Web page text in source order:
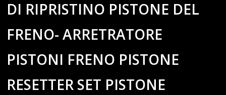
DI RIPRISTINO PISTONE DEL
FRENO- ARRETRATORE
PISTONI FRENO PISTONE
RESETTER SET PISTONE